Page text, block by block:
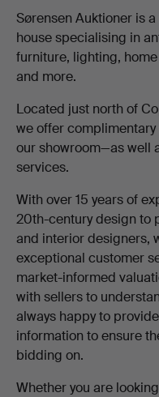
Sørensen Auktioner is
house specialising in
furniture, lighting,
and more.
Located just north of
we offer
our showroom—as well
services.
With over 15 years of
20th-century design to
and interior designers,
exceptional customer
market-informed
with sellers to
always happy to
information to ensure
bidding on.
Whether you are